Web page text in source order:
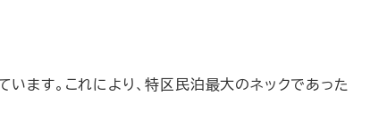
います。これにより、特区民泊最大のネックであった